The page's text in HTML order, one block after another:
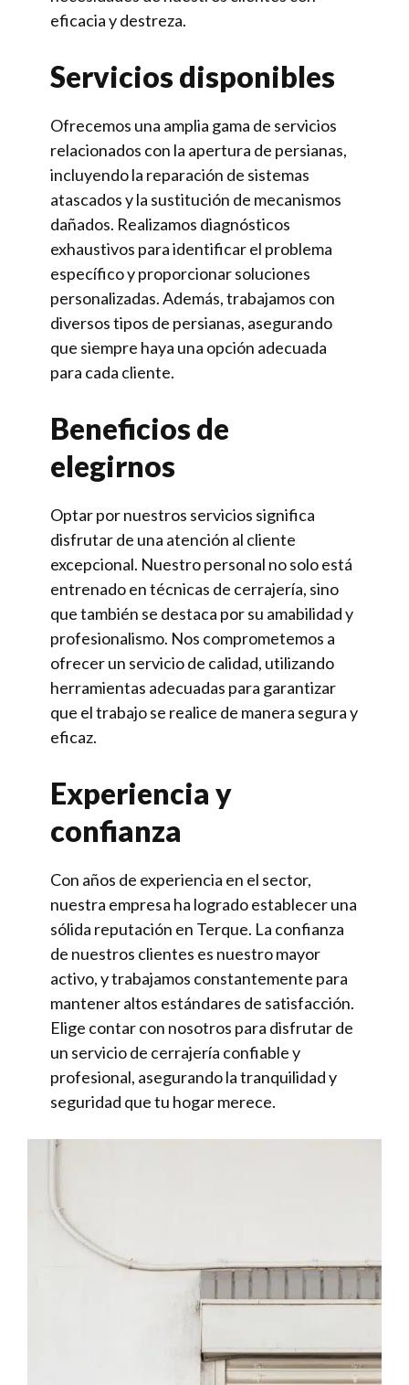
eficacia y destreza.
Servicios disponibles
Ofrecemos una amplia gama de servicios
relacionados con la apertura de persianas,
incluyendo la reparación de sistemas
atascados y la sustitución de mecanismos
dañados. Realizamos diagnósticos
exhaustivos para identificar el problema
específico y proporcionar soluciones
personalizadas. Además, trabajamos con
diversos tipos de persianas, asegurando
que siempre haya una opción adecuada
para cada cliente.
Beneficios de
elegirnos
Optar por nuestros servicios significa
disfrutar de una atención al cliente
excepcional. Nuestro personal no solo está
entrenado en técnicas de cerrajería, sino
que también se destaca por su amabilidad y
profesionalismo. Nos comprometemos a
ofrecer un servicio de calidad, utilizando
herramientas adecuadas para garantizar
que el trabajo se realice de manera segura y
eficaz.
Experiencia y
confianza
Con años de experiencia en el sector,
nuestra empresa ha logrado establecer una
sólida reputación en Terque. La confianza
de nuestros clientes es nuestro mayor
activo, y trabajamos constantemente para
mantener altos estándares de satisfacción.
Elige contar con nosotros para disfrutar de
un servicio de cerrajería confiable y
profesional, asegurando la tranquilidad y
seguridad que tu hogar merece.